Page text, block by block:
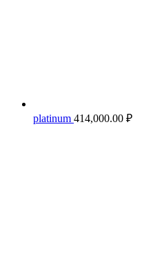
platinum 414,000.00 ₽